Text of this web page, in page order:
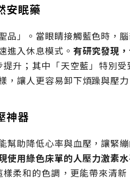
安眠藥
品」。當眼睛接觸藍色時，
進入休息模式。 有研究發現
提升；其中「天空藍」特別
，讓人更容易卸下煩躁與壓力
神器
幫助降低心率與血壓，讓緊
使用綠色床單的人壓力激素
柔和的色調，更能帶來清